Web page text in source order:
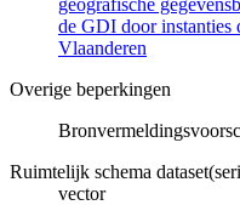
de GDI door instanties
Vlaanderen
Overige beperkingen
Ruimtelijk schema
vector